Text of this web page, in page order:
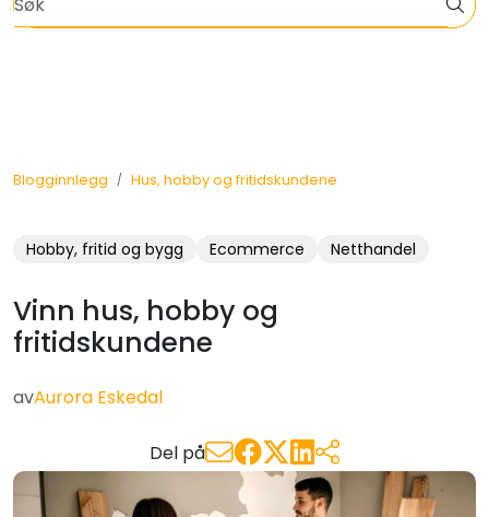
Skip to main content
Blogginnlegg Hus, hobby og fritidskundene
Hobby, fritid og bygg Ecommerce Netthandel
Vinn hus, hobby og
fritidskundene
avAurora Eskedal
Del på
Faginnhold